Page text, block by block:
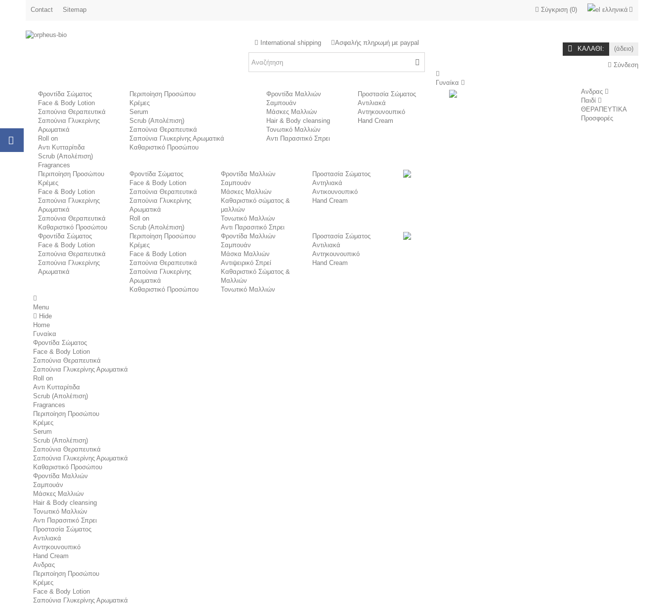
ελληνικά
Contact Sitemap Σύγκριση (0)
International shipping
Ασφαλής πληρωμή με paypal
ΚΑΛΆΘΙ:
(άδειο)
Σύνδεση
Γυναίκα
Φροντίδα Σώματος
Face & Body Lotion
Σαπούνια Θεραπευτικά
Σαπούνια Γλυκερίνης
Αρωματικά
Roll on
Αντι Κυτταρίτιδα
Scrub (Απολέπιση)
Fragrances
Περιποίηση Προσώπου
Κρέμες
Serum
Scrub (Απολέπιση)
Σαπούνια Θεραπευτικά
Σαπούνια Γλυκερίνης Αρωματικά
Καθαριστικό Προσώπου
Φροντίδα Μαλλιών
Σαμπουάν
Μάσκες Μαλλιών
Hair & Body cleansing
Τονωτικό Μαλλιών
Αντι Παρασιτικό Σπρει
Προστασία Σώματος
Αντιλιακά
Αντηκουνουπικό
Hand Cream
Ανδρας
Περιποίηση Προσώπου
Κρέμες
Face & Body Lotion
Σαπούνια Γλυκερίνης
Αρωματικά
Σαπούνια Θεραπευτικά
Καθαριστικό Προσώπου
Φροντίδα Σώματος
Face & Body Lotion
Σαπούνια Θεραπευτικά
Σαπούνια Γλυκερίνης
Αρωματικά
Roll on
Scrub (Απολέπιση)
Φροντίδα Μαλλιών
Σαμπουάν
Μάσκες Μαλλιών
Καθαριστικό σώματος &
μαλλιών
Τονωτικό Μαλλιών
Αντι Παρασιτικό Σπρει
Προστασία Σώματος
Αντηλιακά
Αντικουνουπικό
Hand Cream
Παιδί
Φροντίδα Σώματος
Face & Body Lotion
Σαπούνια Θεραπευτικά
Σαπούνια Γλυκερίνης
Αρωματικά
Περιποίηση Προσώπου
Κρέμες
Face & Body Lotion
Σαπούνια Θεραπευτικά
Σαπούνια Γλυκερίνης
Αρωματικά
Καθαριστικό Προσώπου
Φροντίδα Μαλλιών
Σαμπουάν
Μάσκα Μαλλιών
Αντιψειρικό Σπρεί
Καθαριστικό Σώματος &
Μαλλιών
Τονωτικό Μαλλιών
Προστασία Σώματος
Αντιλιακά
Αντηκουνουπικό
Hand Cream
ΘΕΡΑΠΕΥΤΙΚΑ
Προσφορές
Menu
Hide
Home
Γυναίκα
Φροντίδα Σώματος
Face & Body Lotion
Σαπούνια Θεραπευτικά
Σαπούνια Γλυκερίνης Αρωματικά
Roll on
Αντι Κυτταρίτιδα
Scrub (Απολέπιση)
Fragrances
Περιποίηση Προσώπου
Κρέμες
Serum
Scrub (Απολέπιση)
Σαπούνια Θεραπευτικά
Σαπούνια Γλυκερίνης Αρωματικά
Καθαριστικό Προσώπου
Φροντίδα Μαλλιών
Σαμπουάν
Μάσκες Μαλλιών
Hair & Body cleansing
Τονωτικό Μαλλιών
Αντι Παρασιτικό Σπρει
Προστασία Σώματος
Αντιλιακά
Αντηκουνουπικό
Hand Cream
Ανδρας
Περιποίηση Προσώπου
Κρέμες
Face & Body Lotion
Σαπούνια Γλυκερίνης Αρωματικά